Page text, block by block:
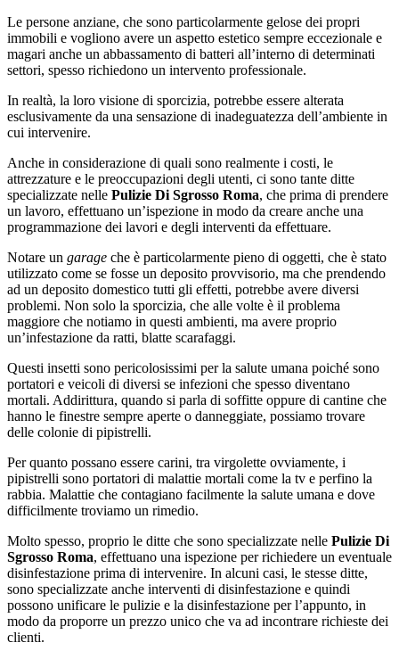
Le persone anziane, che sono particolarmente gelose dei propri
immobili e vogliono avere un aspetto estetico sempre eccezionale e
magari anche un abbassamento di batteri all’interno di determinati
settori, spesso richiedono un intervento professionale.
In realtà, la loro visione di sporcizia, potrebbe essere alterata
esclusivamente da una sensazione di inadeguatezza dell’ambiente in
cui intervenire.
Anche in considerazione di quali sono realmente i costi, le
attrezzature e le preoccupazioni degli utenti, ci sono tante ditte
specializzate nelle Pulizie Di Sgrosso Roma, che prima di prendere
un lavoro, effettuano un’ispezione in modo da creare anche una
programmazione dei lavori e degli interventi da effettuare.
Notare un garage che è particolarmente pieno di oggetti, che è stato
utilizzato come se fosse un deposito provvisorio, ma che prendendo
ad un deposito domestico tutti gli effetti, potrebbe avere diversi
problemi. Non solo la sporcizia, che alle volte è il problema
maggiore che notiamo in questi ambienti, ma avere proprio
un’infestazione da ratti, blatte scarafaggi.
Questi insetti sono pericolosissimi per la salute umana poiché sono
portatori e veicoli di diversi se infezioni che spesso diventano
mortali. Addirittura, quando si parla di soffitte oppure di cantine che
hanno le finestre sempre aperte o danneggiate, possiamo trovare
delle colonie di pipistrelli.
Per quanto possano essere carini, tra virgolette ovviamente, i
pipistrelli sono portatori di malattie mortali come la tv e perfino la
rabbia. Malattie che contagiano facilmente la salute umana e dove
difficilmente troviamo un rimedio.
Molto spesso, proprio le ditte che sono specializzate nelle Pulizie Di
Sgrosso Roma, effettuano una ispezione per richiedere un eventuale
disinfestazione prima di intervenire. In alcuni casi, le stesse ditte,
sono specializzate anche interventi di disinfestazione e quindi
possono unificare le pulizie e la disinfestazione per l’appunto, in
modo da proporre un prezzo unico che va ad incontrare richieste dei
clienti.